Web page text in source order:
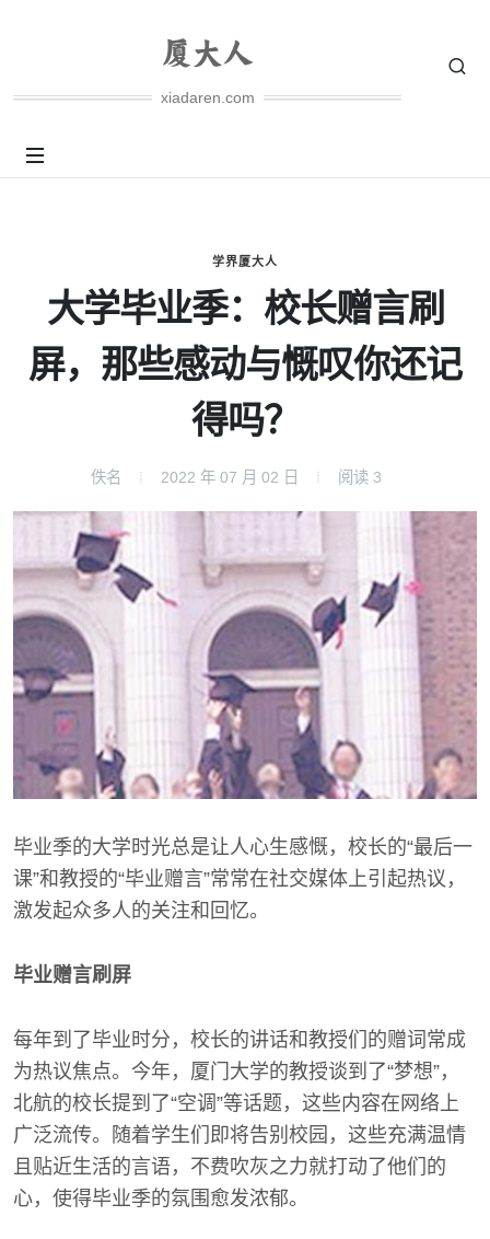
xiadaren.com
学界厦大人
大学毕业季：校长赠言刷
屏，那些感动与慨叹你还记
得吗？
佚名 2022 年 07 月 02 日 阅读 3
毕业季的大学时光总是让人心生感慨，校长的“最后一
课”和教授的“毕业赠言”常常在社交媒体上引起热议，
激发起众多人的关注和回忆。
毕业赠言刷屏
每年到了毕业时分，校长的讲话和教授们的赠词常成
为热议焦点。今年，厦门大学的教授谈到了“梦想”，
北航的校长提到了“空调”等话题，这些内容在网络上
广泛流传。随着学生们即将告别校园，这些充满温情
且贴近生活的言语，不费吹灰之力就打动了他们的
心，使得毕业季的氛围愈发浓郁。